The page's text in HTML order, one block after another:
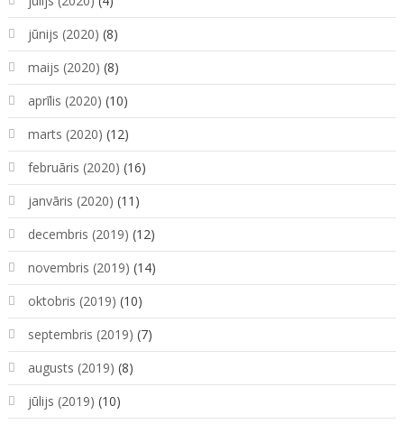
jūnijs (2020) (8)
maijs (2020) (8)
aprīlis (2020) (10)
marts (2020) (12)
februāris (2020) (16)
janvāris (2020) (11)
decembris (2019) (12)
novembris (2019) (14)
oktobris (2019) (10)
septembris (2019) (7)
augusts (2019) (8)
jūlijs (2019) (10)